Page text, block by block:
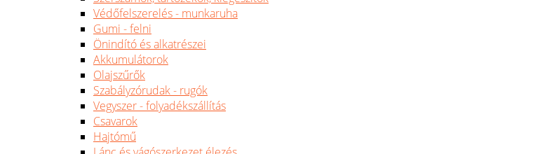
Védőfelszerelés - munkaruha
Gumi - felni
Önindító és alkatrészei
Akkumulátorok
Olajszűrők
Szabályzórudak - rugók
Vegyszer - folyadékszállítás
Csavarok
Hajtómű